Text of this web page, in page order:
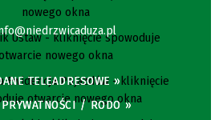
TELEADRESOWE »
/ RODO »